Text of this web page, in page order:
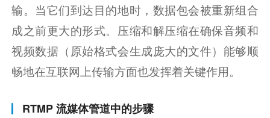
输。当它们到达目的地时，数据包会被重新组合
成之前更大的形式。压缩和解压缩在确保音频和
视频数据（原始格式会生成庞大的文件）能够顺
畅地在互联网上传输方面也发挥着关键作用。
RTMP 流媒体管道中的步骤